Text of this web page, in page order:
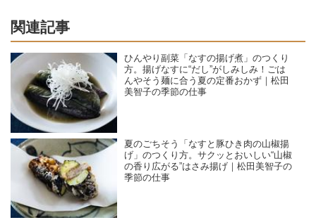
関連記事
ひんやり副菜「なすの揚げ煮」のつくり
方。揚げなすに“だし”がしみしみ！ごは
んやそう麺に合う夏の定番おかず｜松田
美智子の季節の仕事
夏のごちそう「なすと豚ひき肉の山椒揚
げ」のつくり方。サクッとおいしい“山椒
の香り広がる”はさみ揚げ｜松田美智子の
季節の仕事